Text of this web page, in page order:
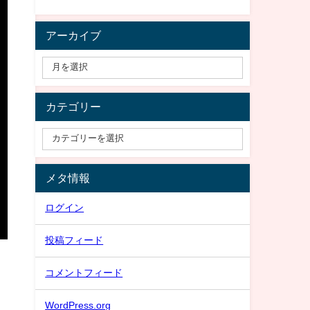
アーカイブ
カテゴリー
メタ情報
ログイン
投稿フィード
コメントフィード
WordPress.org